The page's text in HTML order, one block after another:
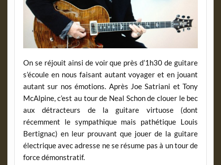
On se réjouit ainsi de voir que près d’1h30 de guitare
s’écoule en nous faisant autant voyager et en jouant
autant sur nos émotions. Après Joe Satriani et Tony
McAlpine, c’est au tour de Neal Schon de clouer le bec
aux détracteurs de la guitare virtuose (dont
récemment le sympathique mais pathétique Louis
Bertignac) en leur prouvant que jouer de la guitare
électrique avec adresse ne se résume pas à un tour de
force démonstratif.